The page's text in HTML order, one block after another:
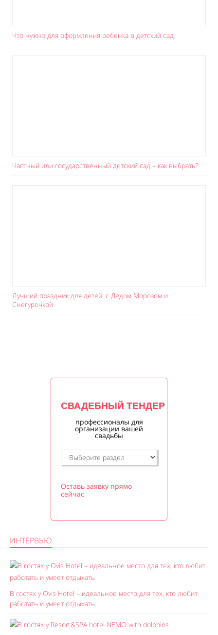
Что нужно для оформления ребенка в детский сад
Частный или государственный детский сад – как выбрать?
Лучший праздник для детей: с Дедом Морозом и
Снегурочкой
СВАДЕБНЫЙ ТЕНДЕР
профессионалы для
организации вашей
свадьбы
Оставь заявку прямо
сейчас
ИНТЕРВЬЮ
В гостях у Ovis Hotel – идеальное место для тех, кто любит
работать и умеет отдыхать